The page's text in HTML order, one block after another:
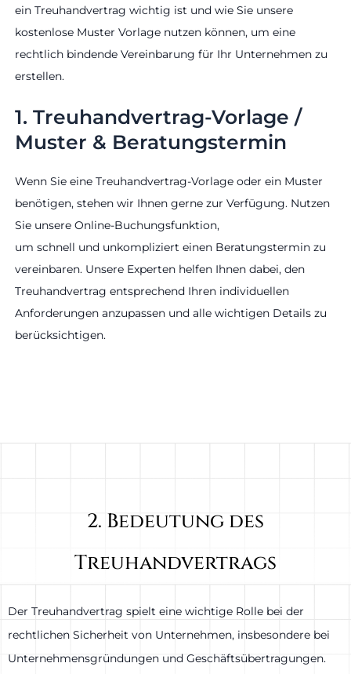
ein Treuhandvertrag wichtig ist und wie Sie unsere
kostenlose Muster Vorlage nutzen können, um eine
rechtlich bindende Vereinbarung für Ihr Unternehmen zu
erstellen.
1. Treuhandvertrag-Vorlage /
Muster & Beratungstermin
Wenn Sie eine Treuhandvertrag-Vorlage oder ein Muster
benötigen, stehen wir Ihnen gerne zur Verfügung. Nutzen
Sie unsere Online-Buchungsfunktion,
um schnell und unkompliziert einen Beratungstermin zu
vereinbaren. Unsere Experten helfen Ihnen dabei, den
Treuhandvertrag entsprechend Ihren individuellen
Anforderungen anzupassen und alle wichtigen Details zu
berücksichtigen.
2. Bedeutung des
Treuhandvertrags
Der Treuhandvertrag spielt eine wichtige Rolle bei der
rechtlichen Sicherheit von Unternehmen, insbesondere bei
Unternehmensgründungen und Geschäftsübertragungen.